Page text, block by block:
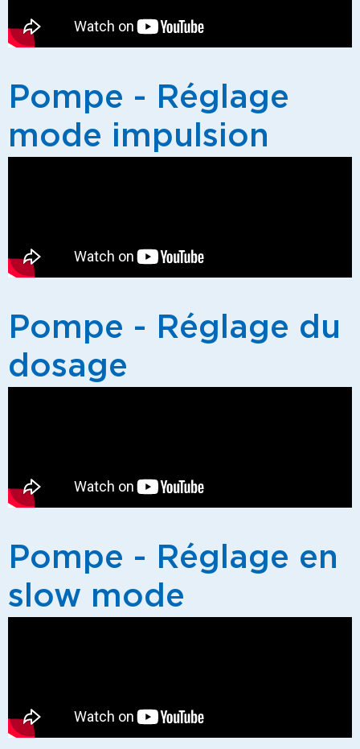
Pompe - Réglage
mode impulsion
Pompe - Réglage du
dosage
Pompe - Réglage en
slow mode